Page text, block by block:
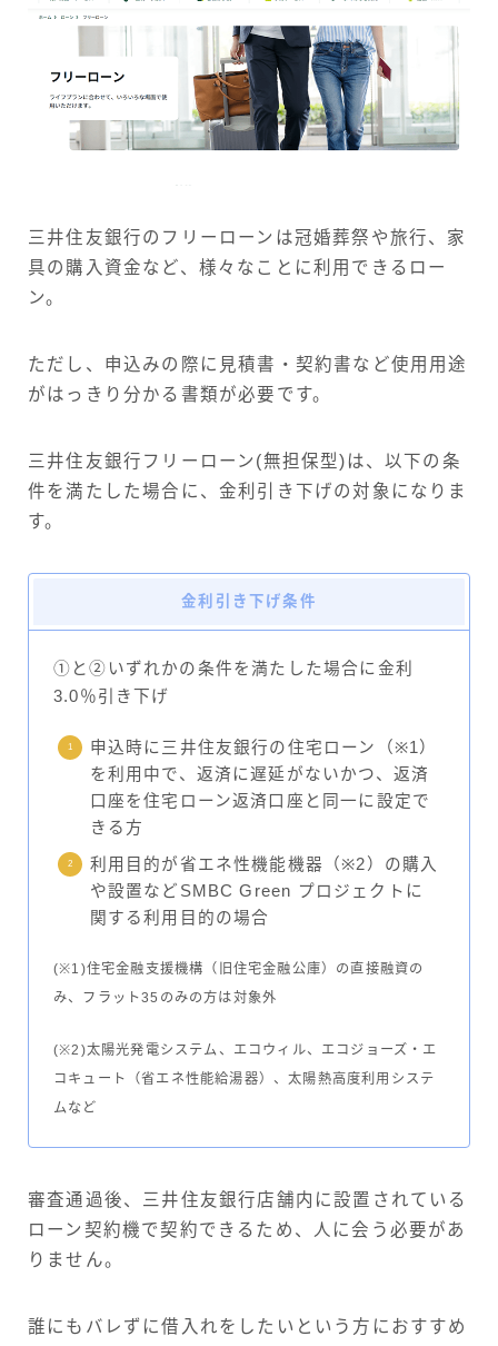
三井住友銀行のフリーローンは冠婚葬祭や旅行、家
具の購入資金など、様々なことに利用できるロー
ン。
ただし、申込みの際に見積書・契約書など使用用途
がはっきり分かる書類が必要です。
三井住友銀行フリーローン(無担保型)は、以下の条
件を満たした場合に、金利引き下げの対象になりま
す。
金利引き下げ条件
①と②いずれかの条件を満たした場合に金利
3.0％引き下げ
申込時に三井住友銀行の住宅ローン（※1）
を利用中で、返済に遅延がないかつ、返済
口座を住宅ローン返済口座と同一に設定で
きる方
利用目的が省エネ性機能機器（※2）の購入
や設置などSMBC Green プロジェクトに
関する利用目的の場合
(※1)住宅金融支援機構（旧住宅金融公庫）の直接融資の
み、フラット35のみの方は対象外
(※2)太陽光発電システム、エコウィル、エコジョーズ・エ
コキュート（省エネ性能給湯器）、太陽熱高度利用システ
ムなど
審査通過後、三井住友銀行店舗内に設置されている
ローン契約機で契約できるため、人に会う必要があ
りません。
誰にもバレずに借入れをしたいという方におすすめ